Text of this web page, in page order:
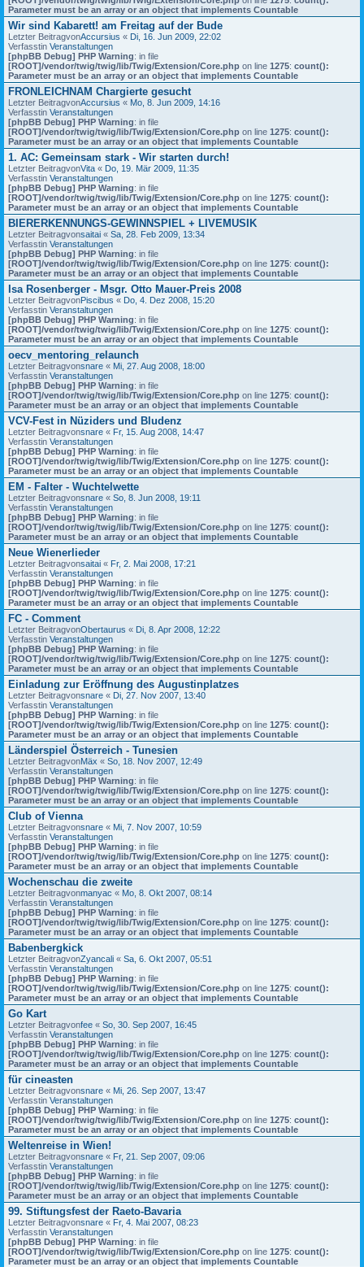
Parameter must be an array or an object that implements Countable
Wir sind Kabarett! am Freitag auf der Bude
Letzter BeitragvonAccursius « Di, 16. Jun 2009, 22:02
Verfasstin Veranstaltungen
[phpBB Debug] PHP Warning: in file
[ROOT]/vendor/twig/twig/lib/Twig/Extension/Core.php on line 1275: count():
Parameter must be an array or an object that implements Countable
FRONLEICHNAM Chargierte gesucht
Letzter BeitragvonAccursius « Mo, 8. Jun 2009, 14:16
Verfasstin Veranstaltungen
[phpBB Debug] PHP Warning: in file
[ROOT]/vendor/twig/twig/lib/Twig/Extension/Core.php on line 1275: count():
Parameter must be an array or an object that implements Countable
1. AC: Gemeinsam stark - Wir starten durch!
Letzter BeitragvonVita « Do, 19. Mär 2009, 11:35
Verfasstin Veranstaltungen
[phpBB Debug] PHP Warning: in file
[ROOT]/vendor/twig/twig/lib/Twig/Extension/Core.php on line 1275: count():
Parameter must be an array or an object that implements Countable
BIERERKENNUNGS-GEWINNSPIEL + LIVEMUSIK
Letzter Beitragvonsaitai « Sa, 28. Feb 2009, 13:34
Verfasstin Veranstaltungen
[phpBB Debug] PHP Warning: in file
[ROOT]/vendor/twig/twig/lib/Twig/Extension/Core.php on line 1275: count():
Parameter must be an array or an object that implements Countable
Isa Rosenberger - Msgr. Otto Mauer-Preis 2008
Letzter BeitragvonPiscibus « Do, 4. Dez 2008, 15:20
Verfasstin Veranstaltungen
[phpBB Debug] PHP Warning: in file
[ROOT]/vendor/twig/twig/lib/Twig/Extension/Core.php on line 1275: count():
Parameter must be an array or an object that implements Countable
oecv_mentoring_relaunch
Letzter Beitragvonsnare « Mi, 27. Aug 2008, 18:00
Verfasstin Veranstaltungen
[phpBB Debug] PHP Warning: in file
[ROOT]/vendor/twig/twig/lib/Twig/Extension/Core.php on line 1275: count():
Parameter must be an array or an object that implements Countable
VCV-Fest in Nüziders und Bludenz
Letzter Beitragvonsnare « Fr, 15. Aug 2008, 14:47
Verfasstin Veranstaltungen
[phpBB Debug] PHP Warning: in file
[ROOT]/vendor/twig/twig/lib/Twig/Extension/Core.php on line 1275: count():
Parameter must be an array or an object that implements Countable
EM - Falter - Wuchtelwette
Letzter Beitragvonsnare « So, 8. Jun 2008, 19:11
Verfasstin Veranstaltungen
[phpBB Debug] PHP Warning: in file
[ROOT]/vendor/twig/twig/lib/Twig/Extension/Core.php on line 1275: count():
Parameter must be an array or an object that implements Countable
Neue Wienerlieder
Letzter Beitragvonsaitai « Fr, 2. Mai 2008, 17:21
Verfasstin Veranstaltungen
[phpBB Debug] PHP Warning: in file
[ROOT]/vendor/twig/twig/lib/Twig/Extension/Core.php on line 1275: count():
Parameter must be an array or an object that implements Countable
FC - Comment
Letzter BeitragvonObertaurus « Di, 8. Apr 2008, 12:22
Verfasstin Veranstaltungen
[phpBB Debug] PHP Warning: in file
[ROOT]/vendor/twig/twig/lib/Twig/Extension/Core.php on line 1275: count():
Parameter must be an array or an object that implements Countable
Einladung zur Eröffnung des Augustinplatzes
Letzter Beitragvonsnare « Di, 27. Nov 2007, 13:40
Verfasstin Veranstaltungen
[phpBB Debug] PHP Warning: in file
[ROOT]/vendor/twig/twig/lib/Twig/Extension/Core.php on line 1275: count():
Parameter must be an array or an object that implements Countable
Länderspiel Österreich - Tunesien
Letzter BeitragvonMäx « So, 18. Nov 2007, 12:49
Verfasstin Veranstaltungen
[phpBB Debug] PHP Warning: in file
[ROOT]/vendor/twig/twig/lib/Twig/Extension/Core.php on line 1275: count():
Parameter must be an array or an object that implements Countable
Club of Vienna
Letzter Beitragvonsnare « Mi, 7. Nov 2007, 10:59
Verfasstin Veranstaltungen
[phpBB Debug] PHP Warning: in file
[ROOT]/vendor/twig/twig/lib/Twig/Extension/Core.php on line 1275: count():
Parameter must be an array or an object that implements Countable
Wochenschau die zweite
Letzter Beitragvonmanyac « Mo, 8. Okt 2007, 08:14
Verfasstin Veranstaltungen
[phpBB Debug] PHP Warning: in file
[ROOT]/vendor/twig/twig/lib/Twig/Extension/Core.php on line 1275: count():
Parameter must be an array or an object that implements Countable
Babenbergkick
Letzter BeitragvonZyancali « Sa, 6. Okt 2007, 05:51
Verfasstin Veranstaltungen
[phpBB Debug] PHP Warning: in file
[ROOT]/vendor/twig/twig/lib/Twig/Extension/Core.php on line 1275: count():
Parameter must be an array or an object that implements Countable
Go Kart
Letzter Beitragvonfee « So, 30. Sep 2007, 16:45
Verfasstin Veranstaltungen
[phpBB Debug] PHP Warning: in file
[ROOT]/vendor/twig/twig/lib/Twig/Extension/Core.php on line 1275: count():
Parameter must be an array or an object that implements Countable
für cineasten
Letzter Beitragvonsnare « Mi, 26. Sep 2007, 13:47
Verfasstin Veranstaltungen
[phpBB Debug] PHP Warning: in file
[ROOT]/vendor/twig/twig/lib/Twig/Extension/Core.php on line 1275: count():
Parameter must be an array or an object that implements Countable
Weltenreise in Wien!
Letzter Beitragvonsnare « Fr, 21. Sep 2007, 09:06
Verfasstin Veranstaltungen
[phpBB Debug] PHP Warning: in file
[ROOT]/vendor/twig/twig/lib/Twig/Extension/Core.php on line 1275: count():
Parameter must be an array or an object that implements Countable
99. Stiftungsfest der Raeto-Bavaria
Letzter Beitragvonsnare « Fr, 4. Mai 2007, 08:23
Verfasstin Veranstaltungen
[phpBB Debug] PHP Warning: in file
[ROOT]/vendor/twig/twig/lib/Twig/Extension/Core.php on line 1275: count():
Parameter must be an array or an object that implements Countable